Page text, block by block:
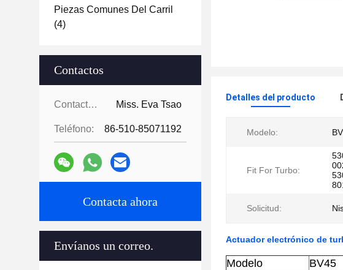
Piezas Comunes Del Carril
(4)
Contactos
Contactos: Miss. Eva Tsao
Teléfono: 86-510-85071192
Contacta ahora
Envíanos un correo.
Detalles del producto
Modelo:
Fit For Turbo:
Solicitud:
Actuador electrónico de
Modelo
BV45